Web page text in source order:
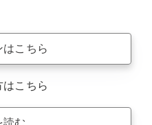
はこちら
はこちら
読む